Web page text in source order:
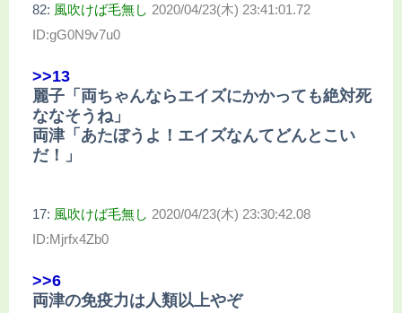
82: 風吹けば毛無し 2020/04/23(木) 23:41:01.72
ID:gG0N9v7u0
>>13
麗子「両ちゃんならエイズにかかっても絶対死
ななそうね」
両津「あたぼうよ！エイズなんてどんとこい
だ！」
17: 風吹けば毛無し 2020/04/23(木) 23:30:42.08
ID:Mjrfx4Zb0
>>6
両津の免疫力は人類以上やぞ